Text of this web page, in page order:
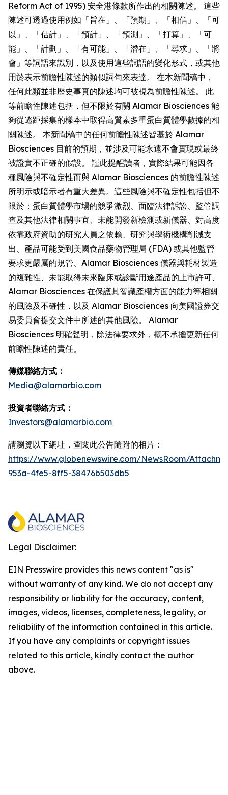
Reform Act of 1995) 安全港條款所作出的相關陳述。 這些
陳述可透過使用例如「旨在」、「預期」、「相信」、「可
以」、「估計」、「預計」、「預測」、「打算」、「可
能」、「計劃」、「有可能」、「潛在」、「尋求」、「將
會」等詞語來識別，以及使用這些詞語的變化形式，或其他
用於表示前瞻性陳述的類似詞句來表達。 在本新聞稿中，
任何此類並非歷史事實的陳述均可被視為前瞻性陳述。 此
等前瞻性陳述包括，但不限於有關 Alamar Biosciences 能
夠從遙距採集的樣本中取得高質素多重蛋白質體學數據的相
關陳述。 本新聞稿中的任何前瞻性陳述皆基於 Alamar
Biosciences 目前的預期，並涉及可能永遠不會實現或最終
被證實不正確的假設。 謹此提醒讀者，實際結果可能因各
種風險與不確定性而與 Alamar Biosciences 的前瞻性陳述
所明示或暗示者有重大差異。這些風險與不確定性包括但不
限於：蛋白質體學市場的競爭激烈、面臨法律訴訟、監管調
查及其他法律相關事宜、未能開發新檢測或新儀器、對高度
依靠政府資助的研究人員之依賴、研究與學術機構削減支
出、產品可能受到美國食品藥物管理局 (FDA) 或其他監管
要求更嚴厲的規管、Alamar Biosciences 儀器與耗材製造
的複雜性、未能取得未來臨床或診斷用途產品的上市許可、
Alamar Biosciences 在保護其智識產權方面的能力等相關
的風險及不確性，以及 Alamar Biosciences 向美國證券交
易委員會提交文件中所述的其他風險。 Alamar
Biosciences 明確聲明，除法律要求外，概不承擔更新任何
前瞻性陳述的責任。
傳媒聯絡方式：
Media@alamarbio.com
投資者聯絡方式：
Investors@alamarbio.com
請瀏覽以下網址，查閱此公告隨附的相片：
https://www.globenewswire.com/NewsRoom/
953a-4fe5-8ff5-38476b503db5
Legal Disclaimer:
EIN Presswire provides this news content "as is"
without warranty of any kind. We do not accept any
responsibility or liability for the accuracy, content,
images, videos, licenses, completeness, legality, or
reliability of the information contained in this article.
If you have any complaints or copyright issues
related to this article, kindly contact the author
above.